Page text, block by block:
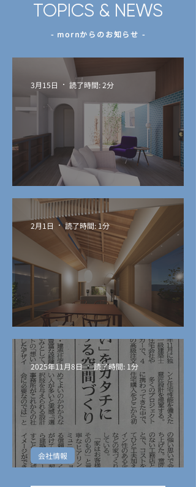
TOPICS & NEWS
- mornからのお知らせ -
中庭のある平屋
3月15日 読了時間: 2分
街中の住宅
2月1日 読了時間: 1分
会社情報
2025年11月8日 読了時間: 1分